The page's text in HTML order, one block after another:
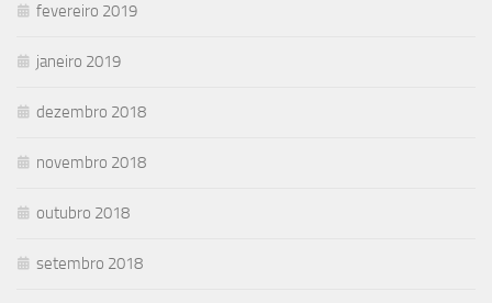
fevereiro 2019
janeiro 2019
dezembro 2018
novembro 2018
outubro 2018
setembro 2018